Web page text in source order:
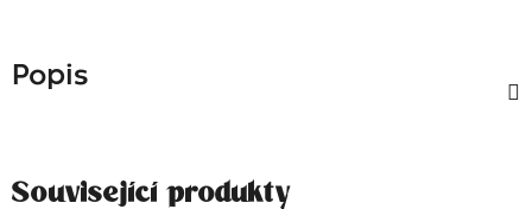
Popis
Související produkty